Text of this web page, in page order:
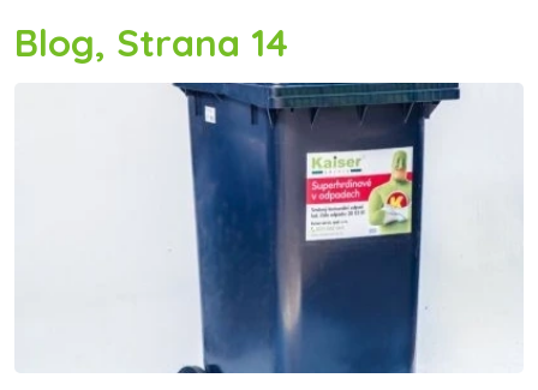
Blog, Strana 14
Výpis článků